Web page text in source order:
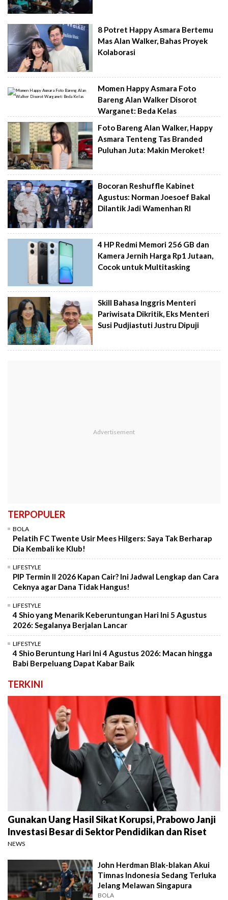
8 Potret Happy Asmara Bertemu
Mas Alan Walker, Bahas Proyek
Kolaborasi
Momen Happy Asmara Foto
Bareng Alan Walker Disorot
Warganet: Beda Kelas
Foto Bareng Alan Walker, Happy
Asmara Tenteng Tas Branded
Puluhan Juta: Makin Meroket!
Bocoran Reshuffle Kabinet
Agustus: Norman Joesoef Bakal
Dilantik Jadi Wamenhan RI
4 HP Redmi Memori 256 GB dan
Kamera Jernih Harga Rp1 Jutaan,
Cocok untuk Multitasking
Skill Bahasa Inggris Menteri
Pariwisata Dikritik, Eks Menteri
Susi Pudjiastuti Justru Dipuji
TERPOPULER
BOLA
Pelatih FC Twente Usir Mees Hilgers: Saya Tak Berharap
Dia Kembali ke Klub!
LIFESTYLE
PIP Termin II 2026 Kapan Cair? Ini Jadwal Lengkap dan Cara
Ceknya agar Dana Tidak Hangus!
LIFESTYLE
4 Shio yang Menarik Keberuntungan Hari Ini 5 Agustus
2026: Segalanya Berjalan Lancar
LIFESTYLE
4 Shio Beruntung Hari Ini 4 Agustus 2026: Macan hingga
Babi Berpeluang Dapat Kabar Baik
TERKINI
Gunakan Uang Hasil Sikat Korupsi, Prabowo Janji
Investasi Besar di Sektor Pendidikan dan Riset
NEWS
John Herdman Blak-blakan Akui
Timnas Indonesia Sedang Terluka
Jelang Melawan Singapura
BOLA